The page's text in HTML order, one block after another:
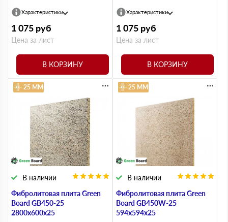
Характеристики
1 075 руб
Цена за лист
В КОРЗИНУ
Характеристики
1 075 руб
Цена за лист
В КОРЗИНУ
Фибролитовая плита Green
Board GB450-25
2800х600х25
В наличии
25 ММ
Фибролитовая плита Green
Board GB450W-25
594х594х25
В наличии
25 ММ